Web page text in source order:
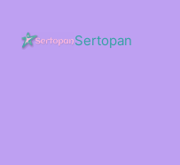
contenido
Sertopan